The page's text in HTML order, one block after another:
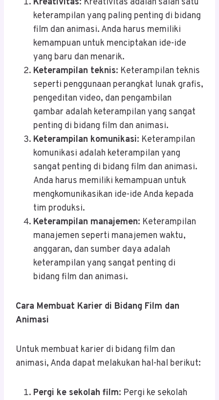
keterampilan yang paling penting di bidang
film dan animasi. Anda harus memiliki
kemampuan untuk menciptakan ide-ide
yang baru dan menarik.
Keterampilan teknis: Keterampilan teknis
seperti penggunaan perangkat lunak grafis,
pengeditan video, dan pengambilan
gambar adalah keterampilan yang sangat
penting di bidang film dan animasi.
Keterampilan komunikasi: Keterampilan
komunikasi adalah keterampilan yang
sangat penting di bidang film dan animasi.
Anda harus memiliki kemampuan untuk
mengkomunikasikan ide-ide Anda kepada
tim produksi.
Keterampilan manajemen: Keterampilan
manajemen seperti manajemen waktu,
anggaran, dan sumber daya adalah
keterampilan yang sangat penting di
bidang film dan animasi.
Cara Membuat Karier di Bidang Film dan
Animasi
Untuk membuat karier di bidang film dan
animasi, Anda dapat melakukan hal-hal berikut:
Pergi ke sekolah film: Pergi ke sekolah